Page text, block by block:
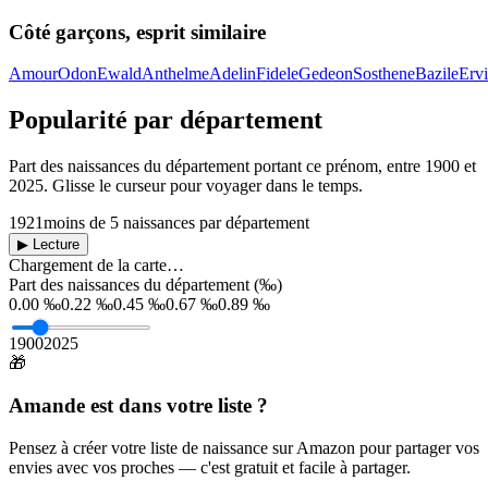
Côté garçons, esprit similaire
AmourOdonEwaldAnthelmeAdelinFideleGedeonSostheneBazile
Popularité par département
Part des naissances du département portant ce prénom, entre 1900 et
2025. Glisse le curseur pour voyager dans le temps.
1921moins de 5 naissances par département
▶ Lecture
Chargement de la carte…
Part des naissances du département (‰)
0.00 ‰0.22 ‰0.45 ‰0.67 ‰0.89 ‰
19002025
🎁
Amande est dans votre liste ?
Pensez à créer votre liste de naissance sur Amazon pour partager vos
envies avec vos proches — c'est gratuit et facile à partager.